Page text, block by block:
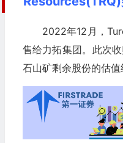
2022年12月，
售给力拓集团。此次
石山矿剩余股份的估值